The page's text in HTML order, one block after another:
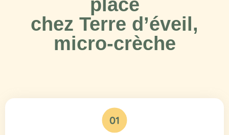
place
chez Terre d’éveil,
micro-crèche